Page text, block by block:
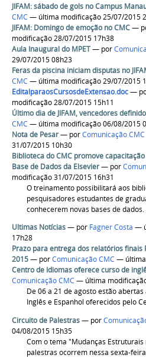
JIFAM: sábado de gols no Campus
CMC — última modificação 25/07/2015
JIFAM: Domingo de emoção no CMC—
modificação 28/07/2015 17h38
Aula Inaugural do MPET— por
29/07/2015 08h23
Feras da piscina iniciam disputas no
CMC — última modificação 29/07/2015
EditalparaosCursosdeExtensao.doc—
modificação 28/07/2015 15h11
Último dia de JIFAM, vencedores
CMC — última modificação 06/08/2015
Nota de Pesar— porComunicação CMC
31/07/2015 10h30
Biblioteca do CMC promove
Base de Dados da Elsevier— por
modificação 31/07/2015 16h31
O treinamento possibilitará aos
pesquisadores estudantes de
conhecerem novas bases de dados.
Ultimas Notícias— por Fagner Costa —
17h28
Prazo para entrega dos relatórios finais
2015— porComunicação CMC — última
Centro de Idiomas oferece curso de
Comunicação CMC — última
De 06 a 21 de agosto estão
Inglês e Espanhol oferecidos pelo
Circuito de Palestras— por
04/08/2015 15h35
Com o tema "Mudanças
palestras ocorrem nessa sexta-